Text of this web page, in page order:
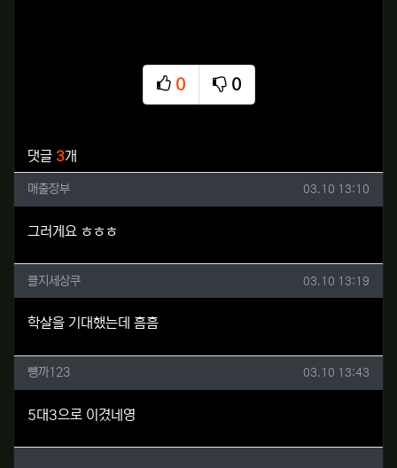
0
추천
0
비추천
댓글 3개
매출장부님의 댓글
매출장부 작성일
03.10 13:10
그러게요 ㅎㅎㅎ
클지세상쿠님의 댓글
클지세상쿠 작성일
03.10 13:19
학살을 기대했는데 흠흠
뻉까123님의 댓글
뻉까123 작성일
03.10 13:43
5대3으로 이겼네영